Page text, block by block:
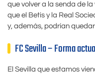
que volver a la senda de
que el Betis y la Real
y, además, podrían
FC Sevilla – Forma
El Sevilla que estamos